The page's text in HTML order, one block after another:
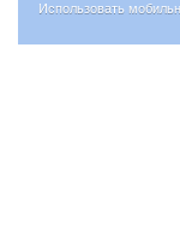
Использовать